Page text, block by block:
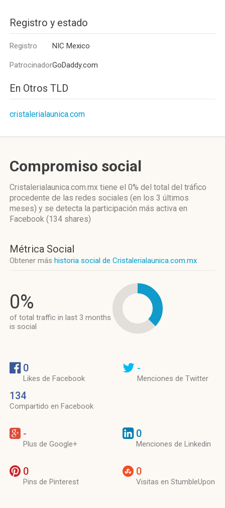
Registro y estado
Registro NIC Mexico
PatrocinadorGoDaddy.com
En Otros TLD
cristalerialaunica.com
Compromiso social
Cristalerialaunica.com.mx tiene el 0% del total del tráfico
procedente de las redes sociales (en los 3 últimos
meses) y se detecta la participación más activa en
Facebook (134 shares)
Métrica Social
Obtener más historia social de Cristalerialaunica.com.mx
0%
of total traffic in last 3 months
is social
0
Likes de Facebook
134
Compartido en Facebook
-
Menciones de Twitter
-
Plus de Google+
0
Menciones de Linkedin
0
Pins de Pinterest
0
Visitas en StumbleUpon